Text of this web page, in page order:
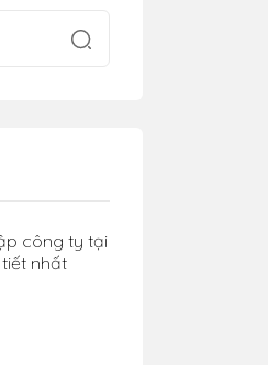
công ty tại
nhất